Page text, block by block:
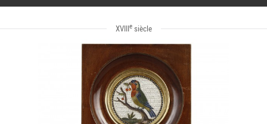
XVIIIesiècle